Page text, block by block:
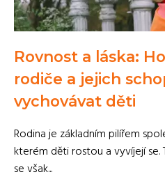
Rovnost a láska:
rodiče a jejich
vychovávat děti
Rodina je základním pilířem
kterém děti rostou a vyvíjejí
se však...